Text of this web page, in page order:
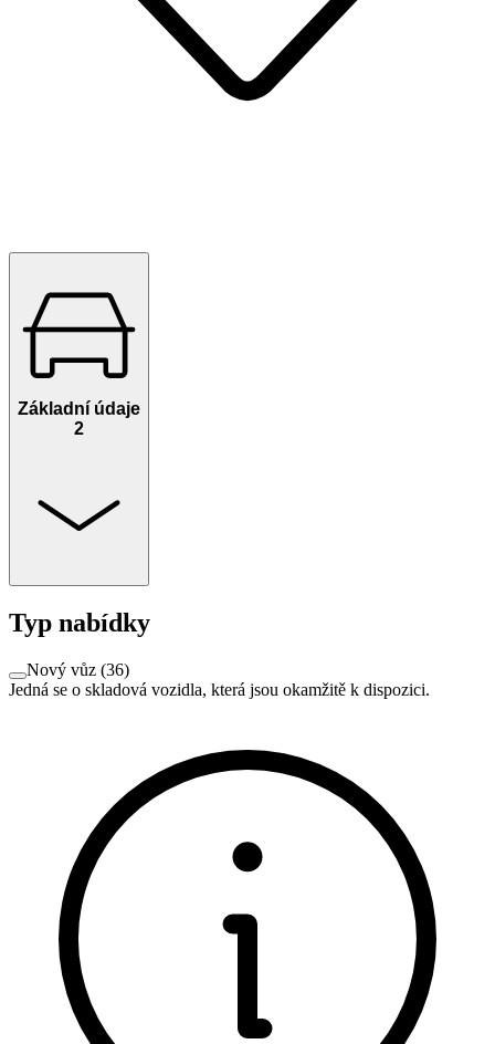
Základní údaje
2
Typ nabídky
Nový vůz (36)
Jedná se o skladová vozidla, která jsou okamžitě k dispozici.